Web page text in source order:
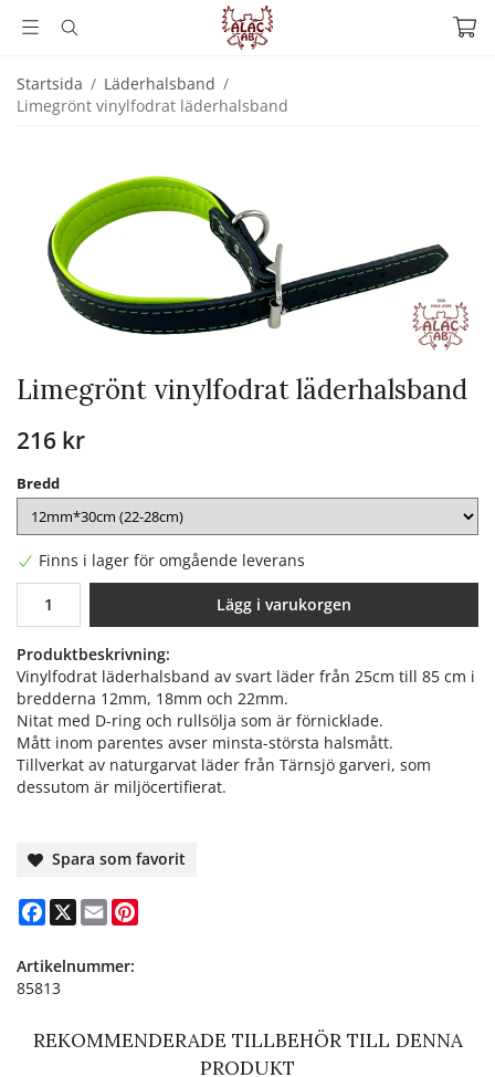
Startsida / Läderhalsband /
Limegrönt vinylfodrat läderhalsband
Limegrönt vinylfodrat läderhalsband
216 kr
Bredd
Finns i lager för omgående leverans
Lägg i varukorgen
Produktbeskrivning:
Vinylfodrat läderhalsband av svart läder från 25cm till 85 cm i
bredderna 12mm, 18mm och 22mm.
Nitat med D-ring och rullsölja som är förnicklade.
Mått inom parentes avser minsta-största halsmått.
Tillverkat av naturgarvat läder från Tärnsjö garveri, som
dessutom är miljöcertifierat.
Spara som favorit
Facebook
X Email
Artikelnummer:
85813
REKOMMENDERADE TILLBEHÖR TILL DENNA
PRODUKT